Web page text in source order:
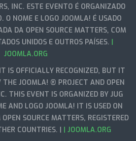
INC. ESTE EVENTO É ORGANIZADO
O NOME E LOGO JOOMLA! É USADO
DA OPEN SOURCE MATTERS, COM
UNIDOS E OUTROS PAÍSES. |
JOOMLA.ORG
IS OFFICIALLY RECOGNIZED, BUT IT
THE JOOMLA! ® PROJECT AND OPEN
THIS EVENT IS ORGANIZED BY JUG
AND LOGO JOOMLA! IT IS USED ON
SOURCE MATTERS, REGISTERED
COUNTRIES. | | JOOMLA.ORG